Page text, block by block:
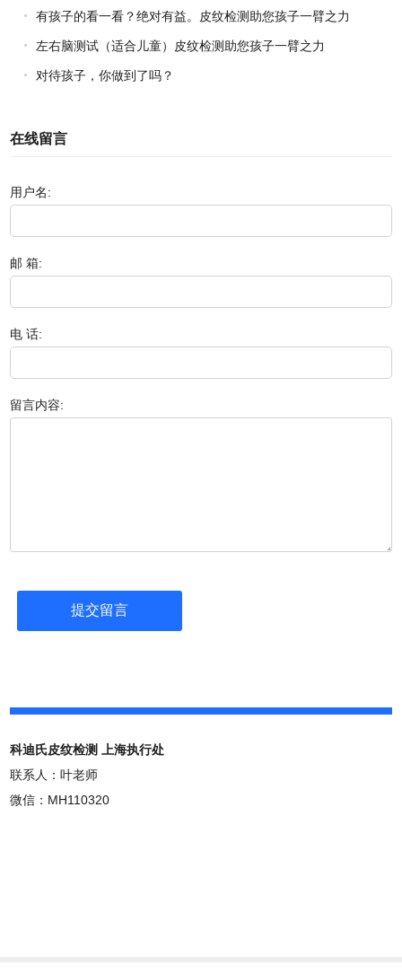
有孩子的看一看？绝对有益。皮纹检测助您孩子一臂之力
左右脑测试（适合儿童）皮纹检测助您孩子一臂之力
对待孩子，你做到了吗？
在线留言
用户名:
邮 箱:
电 话:
留言内容:
科迪氏皮纹检测 上海执行处
联系人：叶老师
微信：MH110320